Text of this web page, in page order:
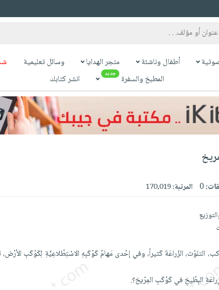
أطفال وناشئة متجر الهدايا وسائل تعليمية
المطبخ والسفرة
جديد انشر كتابك
0 المرتبة:170,019
التلوّث، الزّراعَةَ كَثيراً، وفي إحْدى مَهامٌ كَوْكَبِهِ الاسْتِطْلاعِيَّةِ لِكَوْكَبِ
البِطّيخِ في كَوْكَبِ المِرّيخ؟.